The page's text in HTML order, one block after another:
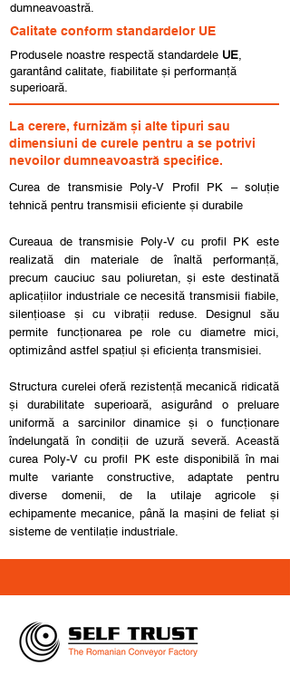
dumneavoastră.
Calitate conform standardelor UE
Produsele noastre respectă standardele UE,
garantând calitate, fiabilitate și performanță
superioară.
La cerere, furnizăm și alte tipuri sau
dimensiuni de curele pentru a se potrivi
nevoilor dumneavoastră specifice.
Curea de transmisie Poly-V Profil PK – soluție
tehnică pentru transmisii eficiente și durabile
Cureaua de transmisie Poly-V cu profil PK este
realizată din materiale de înaltă performanță,
precum cauciuc sau poliuretan, și este destinată
aplicațiilor industriale ce necesită transmisii fiabile,
silențioase și cu vibrații reduse. Designul său
permite funcționarea pe role cu diametre mici,
optimizând astfel spațiul și eficiența transmisiei.
Structura curelei oferă rezistență mecanică ridicată
și durabilitate superioară, asigurând o preluare
uniformă a sarcinilor dinamice și o funcționare
îndelungată în condiții de uzură severă. Această
curea Poly-V cu profil PK este disponibilă în mai
multe variante constructive, adaptate pentru
diverse domenii, de la utilaje agricole și
echipamente mecanice, până la mașini de feliat și
sisteme de ventilație industriale.